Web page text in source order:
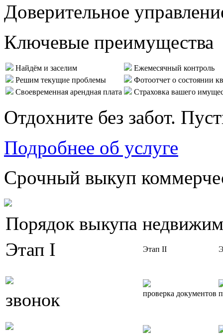
Доверительное
Ключевые преимущества
Найдём и заселим
Ежемесячный контроль
Решим текущие проблемы
Фотоотчет о состоянии
Своевременная арендная плата
Страховка вашего
Отдохните без забот.
Подробнее об услуге
Срочный выкуп
Порядок выкупа
Этап I
Этап II
звонок проверка документов